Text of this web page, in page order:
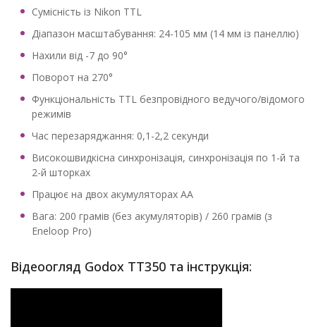
Сумісність із Nikon TTL
Діапазон масштабування: 24-105 мм (14 мм із панеллю)
Нахили від -7 до 90°
Поворот на 270°
Функціональність TTL безпровідного ведучого/відомого
режимів
Час перезаряджання: 0,1-2,2 секунди
Високошвидкісна синхронізація, синхронізація по 1-й та
2-й шторках
Працює на двох акумуляторах AA
Вага: 200 грамів (без акумуляторів) / 260 грамів (з
Eneloop Pro)
Відеоогляд Godox TT350 та інструкція: